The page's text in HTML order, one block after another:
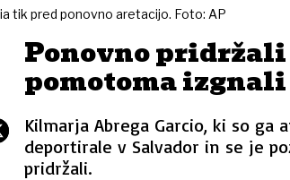
tik pred ponovno aretacijo. Foto: AP
Ponovno pridržali
pomotoma
Kilmarja Abrega Garcio, ki so ga
deportirale v Salvador in se je
pridržali.